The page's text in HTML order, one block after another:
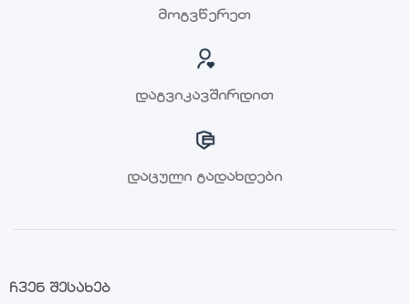
მოგვწერეთ
დაგვიკავშირდით
დაცული გადახდები
ჩვენ შესახებ